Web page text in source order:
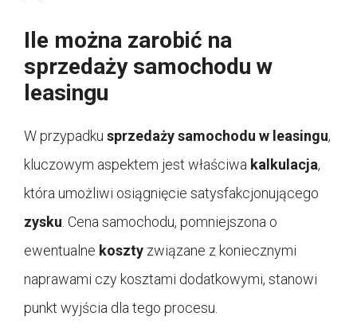
Ile można zarobić na
sprzedaży samochodu w
leasingu
W przypadku sprzedaży samochodu w leasingu,
kluczowym aspektem jest właściwa kalkulacja,
która umożliwi osiągnięcie satysfakcjonującego
zysku . Cena samochodu, pomniejszona o
ewentualne koszty związane z koniecznymi
naprawami czy kosztami dodatkowymi, stanowi
punkt wyjścia dla tego procesu.